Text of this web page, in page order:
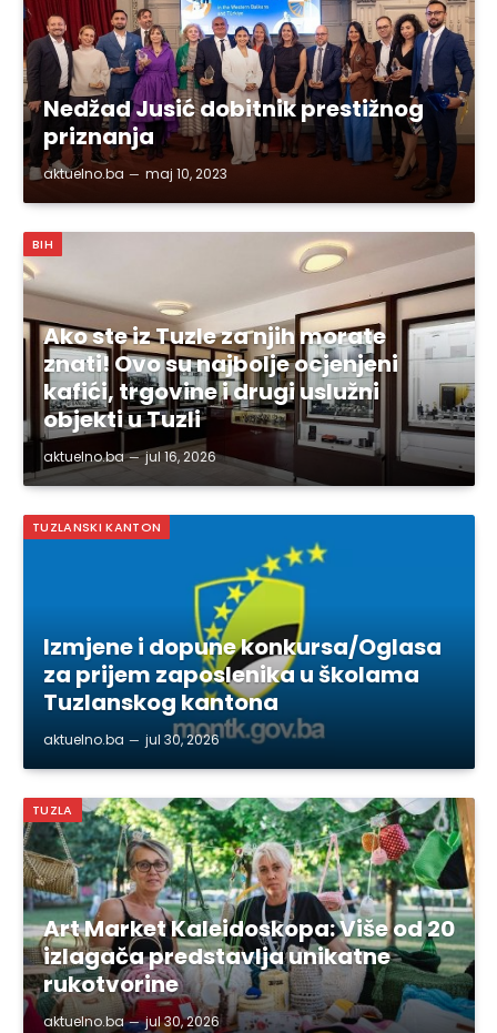
Nedžad Jusić dobitnik prestižnog
priznanja
aktuelno.ba maj 10, 2023
BIH
Ako ste iz Tuzle za njih morate
znati! Ovo su najbolje ocjenjeni
kafići, trgovine i drugi uslužni
objekti u Tuzli
aktuelno.ba jul 16, 2026
TUZLANSKI KANTON
Izmjene i dopune konkursa/Oglasa
za prijem zaposlenika u školama
Tuzlanskog kantona
aktuelno.ba jul 30, 2026
TUZLA
Art Market Kaleidoskopa: Više od 20
izlagača predstavlja unikatne
rukotvorine
aktuelno.ba jul 30, 2026